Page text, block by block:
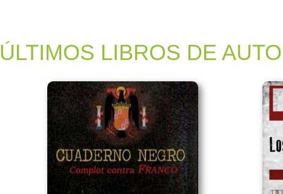
ÚLTIMOS LIBROS DE